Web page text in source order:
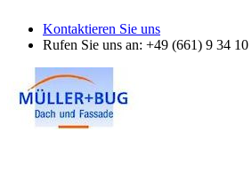
Kontaktieren Sie uns
Rufen Sie uns an: +49 (661) 9 34 10